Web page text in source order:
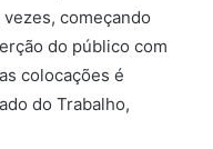
começando
do público com
colocações é
do Trabalho,